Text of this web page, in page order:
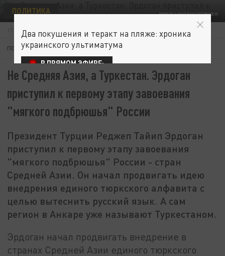
DROP OF LIGHT/SHUTTERSTOCK
ПОЛИТИКА
17 ДЕКАБРЯ 11:48
ПОДПИШИТЕСЬ:
Не Средняя Азия, а Туркестан. Эрдоган
приступил к первому этапу завоевания
"мягкого подбрюшья" России
Президент Турции Реджеп Тайип Эрдоган
приступил к первому этапу завоевания
"мягкого подбрюшья" России - стран
Средней Азии. Он начал продвигать идею
внедрения единого тюркского алфавита с
целью вытеснить русский язык. А сам
регион в Анкаре уже называют Туркестаном.
Эрдоган начал продвигать внедрение в
странах Средней Азии единого тюркского
Два покушения и теракт на пляже: хроника
украинского ультиматума
В ПРЯМОМ ЭФИРЕ: